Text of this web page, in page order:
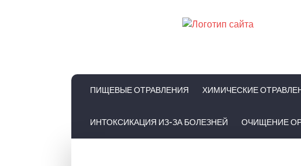
ПИЩЕВЫЕ ОТРАВЛЕНИЯ ХИМИЧЕСКИЕ
ИНТОКСИКАЦИЯ ИЗ-ЗА БОЛЕЗНЕЙ ОЧИЩЕНИЕ